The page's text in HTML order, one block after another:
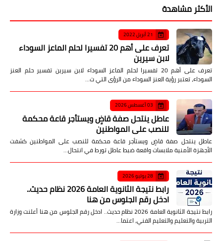
الأكثر مشاهدة
21 أبريل 2022
تعرف على أهم 20 تفسيرا لحلم الماعز السوداء
لابن سيرين
تعرف على أهم 20 تفسيرا لحلم الماعز السوداء لابن سيرين تفسير حلم العنز
السوداء، تعتبر رؤية العنز السوداء من الرؤى التي ت…
03 أغسطس 2026
عاطل ينتحل صفة قاضٍ ويستأجر قاعة محكمة
للنصب على المواطنين
عاطل ينتحل صفة قاضٍ ويستأجر قاعة محكمة للنصب على المواطنين كشفت
الأجهزة الأمنية ملابسات واقعة ضبط عاطل تورط في انتحال…
28 يوليو 2026
رابط نتيجة الثانوية العامة 2026 نظام حديث..
ادخل رقم الجلوس من هنا
رابط نتيجة الثانوية العامة 2026 نظام حديث.. ادخل رقم الجلوس من هنا أعلنت وزارة
التربية والتعليم والتعليم الفني، اعتما…